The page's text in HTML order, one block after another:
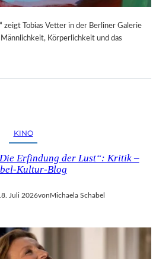
zeigt Tobias Vetter in der Berliner Galerie
Körperlichkeit und das
KINO
Die Erfindung der Lust“: Kritik –
Kultur-Blog
Juli 2026vonMichaela Schabel